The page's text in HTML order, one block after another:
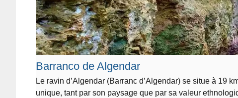
Barranco de Algendar
Le ravin d’Algendar (Barranc d’Algendar) se situe à 19
unique, tant par son paysage que par sa valeur